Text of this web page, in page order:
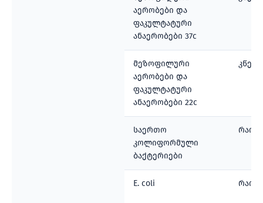
აერობები და
ფაკულტატური
ანაერობები 37c
მეზოფილური
აერობები და
ფაკულტატური
ანაერობები 22c
კწე/
საერთო
კოლიფორმული
ბაქტერიები
E. coli